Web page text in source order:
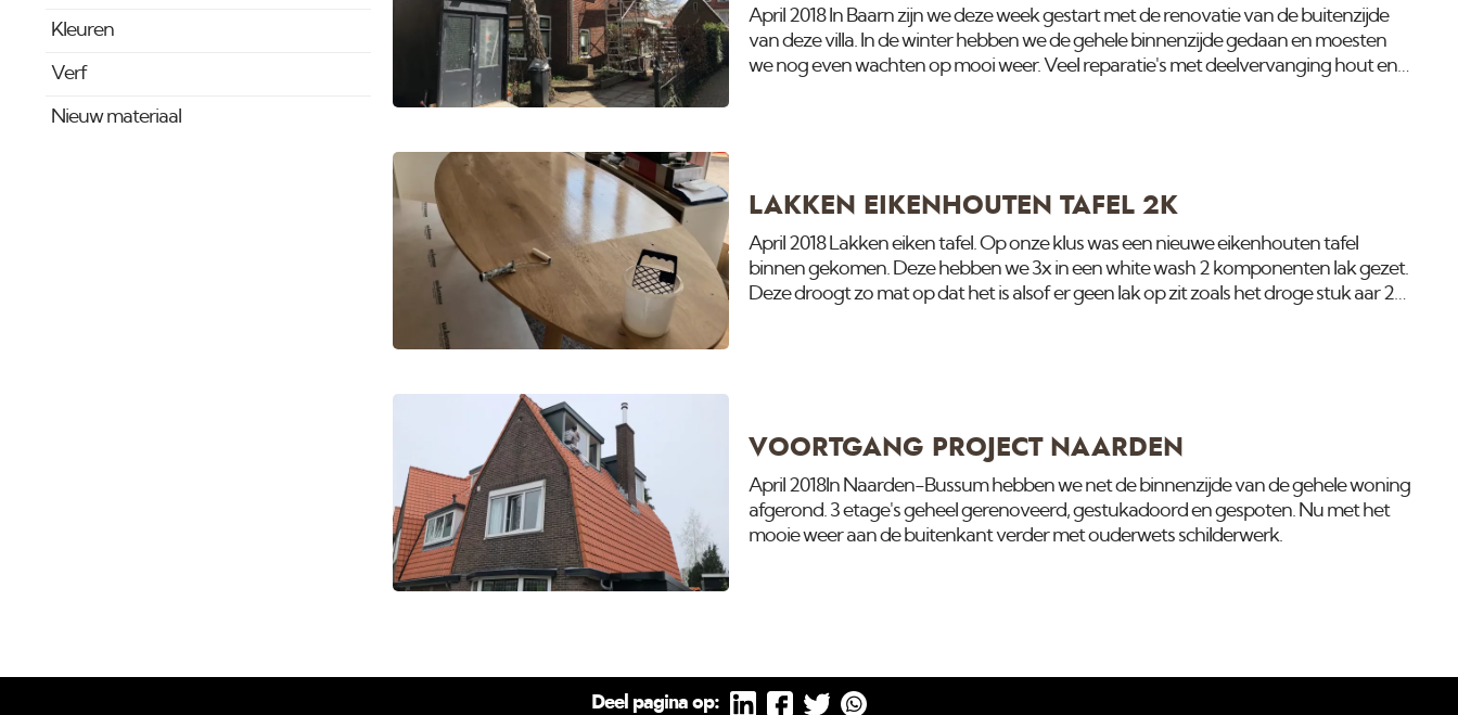
Kleuren
Verf
Nieuw materiaal
April 2018 In Baarn zijn we deze week gestart met de renovatie van de buitenzijde
van deze villa. In de winter hebben we de gehele binnenzijde gedaan en moesten
we nog even wachten op mooi weer. Veel reparatie's met deelvervanging hout en
LAKKEN EIKENHOUTEN TAFEL 2K
April 2018 Lakken eiken tafel. Op onze klus was een nieuwe eikenhouten tafel
binnen gekomen. Deze hebben we 3x in een white wash 2 komponenten lak gezet.
Deze droogt zo mat op dat het is alsof er geen lak op zit zoals het droge stuk aar 2
VOORTGANG PROJECT NAARDEN
April 2018In Naarden-Bussum hebben we net de binnenzijde van de gehele woning
afgerond. 3 etage's geheel gerenoveerd, gestukadoord en gespoten. Nu met het
mooie weer aan de buitenkant verder met ouderwets schilderwerk.
Deel pagina op: